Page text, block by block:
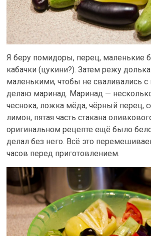
Я беру помидоры, перец, маленькие
кабачки (цукини?). Затем режу
маленькими, чтобы не сваливались
делаю маринад. Маринад —
чеснока, ложка мёда, чёрный перец,
лимон, пятая часть стакана
оригинальном рецепте ещё было
делал без него. Всё это
часов перед приготовлением.